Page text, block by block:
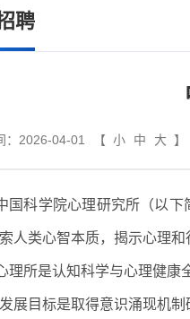
聘
：2026-04-01 【 小 中 大 】
国科学院心理研究所（以下
人类心智本质，揭示心理
理所是认知科学与心理健康
展目标是取得意识涌现机